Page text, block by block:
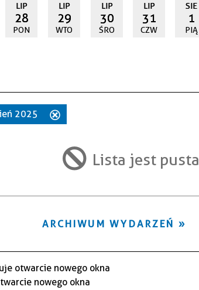
LIP
28
PON
LIP
29
WTO
LIP
30
ŚRO
LIP
31
CZW
SIE
1
PIĄ
2025
Lista jest pusta
ARCHIWUM WYDARZEŃ